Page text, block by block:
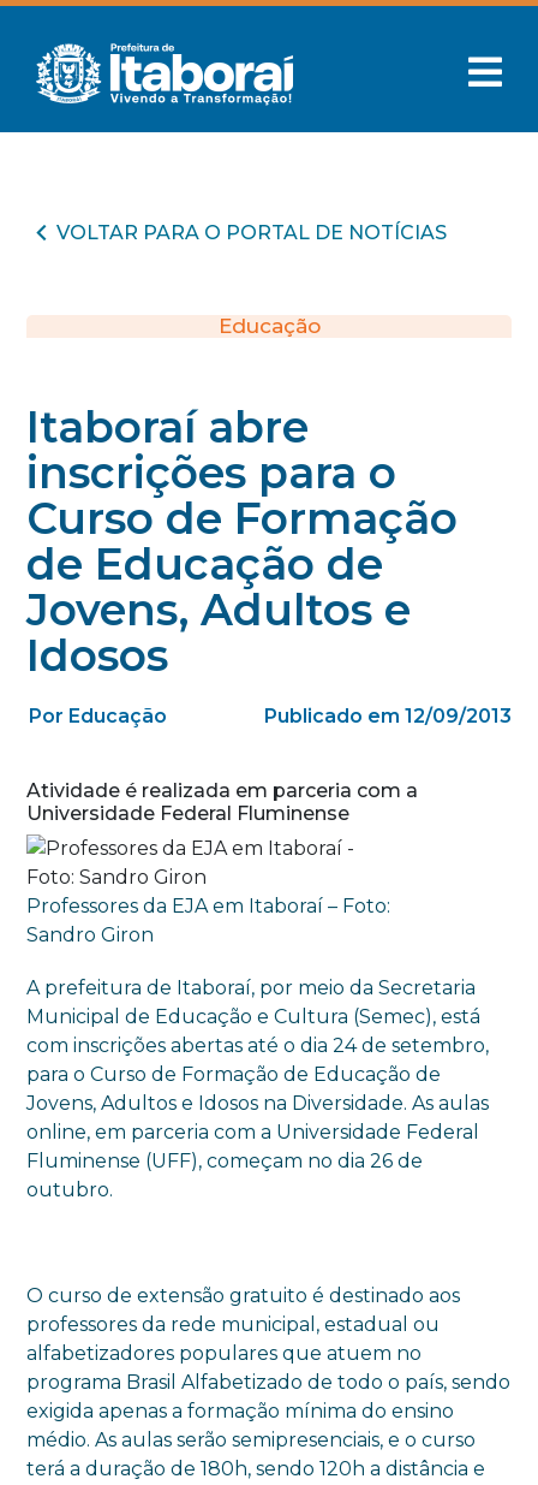
VOLTAR PARA O PORTAL DE NOTÍCIAS
Educação
Itaboraí abre
inscrições para o
Curso de Formação
de Educação de
Jovens, Adultos e
Idosos
Por Educação Publicado em 12/09/2013
Atividade é realizada em parceria com a
Universidade Federal Fluminense
Professores da EJA em Itaboraí – Foto:
Sandro Giron
A prefeitura de Itaboraí, por meio da Secretaria
Municipal de Educação e Cultura (Semec), está
com inscrições abertas até o dia 24 de setembro,
para o Curso de Formação de Educação de
Jovens, Adultos e Idosos na Diversidade. As aulas
online, em parceria com a Universidade Federal
Fluminense (UFF), começam no dia 26 de
outubro.
O curso de extensão gratuito é destinado aos
professores da rede municipal, estadual ou
alfabetizadores populares que atuem no
programa Brasil Alfabetizado de todo o país, sendo
exigida apenas a formação mínima do ensino
médio. As aulas serão semipresenciais, e o curso
terá a duração de 180h, sendo 120h a distância e